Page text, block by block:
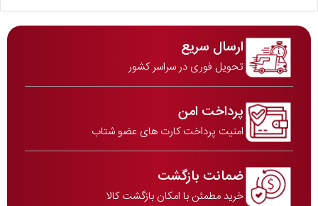
ارسال سریع
تحویل فوری در سراسر کشور
پرداخت امن
امنیت پرداخت کارت های عضو شتاب
ضمانت بازگشت
خرید مطمئن با امکان بازگشت کالا